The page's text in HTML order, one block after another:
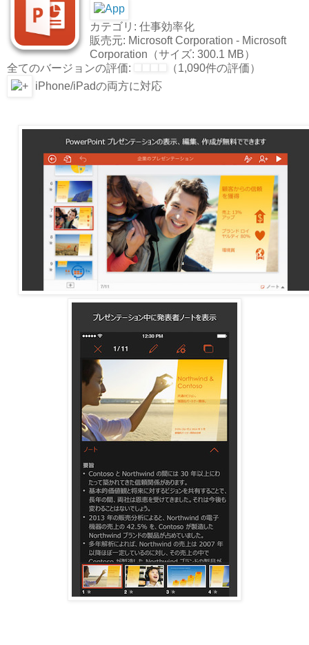
カテゴリ: 仕事効率化
販売元: Microsoft Corporation - Microsoft
Corporation（サイズ: 300.1 MB）
全てのバージョンの評価:
（1,090件の評価）
iPhone/iPadの両方に対応